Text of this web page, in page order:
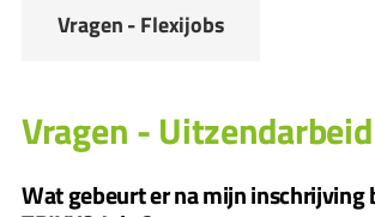
Vragen - Flexijobs
Vragen - Uitzendarbeid
Wat gebeurt er na mijn inschrijving